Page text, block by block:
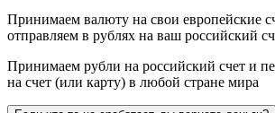
Принимаем валюту на свои европейские
отправляем в рублях на ваш российский
Принимаем рубли на российский счет и
на счет (или карту) в любой стране мира